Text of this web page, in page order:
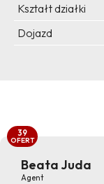
Kształt działki
Dojazd
Beata Juda
Agent
39
OFERT